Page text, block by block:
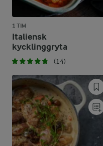
1 TIM
Italiensk
kycklinggryta
(14)